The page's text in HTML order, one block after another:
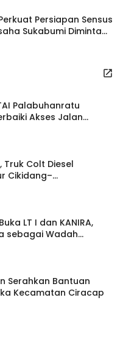
Persiapan Sensus
Sukabumi Diminta
Palabuhanratu
Akses Jalan
Truk Colt Diesel
Cikidang–
LT I dan KANIRA,
sebagai Wadah
Serahkan Bantuan
Kecamatan Ciracap